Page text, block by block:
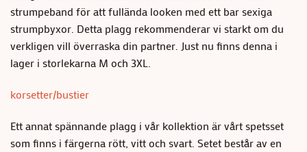
strumpeband för att fullända looken med ett bar sexiga
strumpbyxor. Detta plagg rekommenderar vi starkt om du
verkligen vill överraska din partner. Just nu finns denna i
lager i storlekarna M och 3XL.
korsetter/bustier
Ett annat spännande plagg i vår kollektion är vårt spetsset
som finns i färgerna rött, vitt och svart. Setet består av en